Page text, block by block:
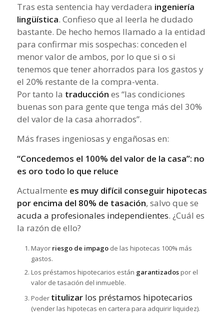
Tras esta sentencia hay verdadera ingeniería
lingüística. Confieso que al leerla he dudado
bastante. De hecho hemos llamado a la entidad
para confirmar mis sospechas: conceden el
menor valor de ambos, por lo que si o si
tenemos que tener ahorrados para los gastos y
el 20% restante de la compra-venta.
Por tanto la traducción es “las condiciones
buenas son para gente que tenga más del 30%
del valor de la casa ahorrados”.
Más frases ingeniosas y engañosas en:
“Concedemos el 100% del valor de la casa”: no
es oro todo lo que reluce
Actualmente es muy difícil conseguir hipotecas
por encima del 80% de tasación, salvo que se
acuda a profesionales independientes. ¿Cuál es
la razón de ello?
Mayor riesgo de impagode las hipotecas 100% más
gastos.
Los préstamos hipotecarios están garantizadospor el
valor de tasación del inmueble.
Poder titulizarlos préstamos hipotecarios
(vender las hipotecas en cartera para adquirir liquidez).